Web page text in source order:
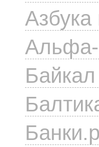
Азбука
Байкал